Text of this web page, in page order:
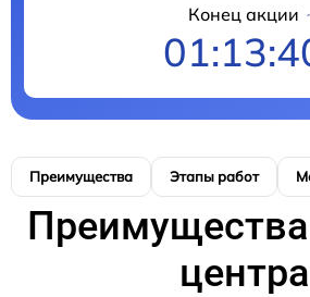
Конец акции
Преимущества Этапы работ
центра